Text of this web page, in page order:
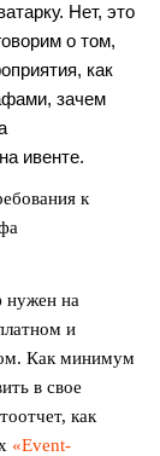
Нет, это
о том,
как
зачем
ивенте.
нужен на
и
Как минимум
в свое
как
«Event-